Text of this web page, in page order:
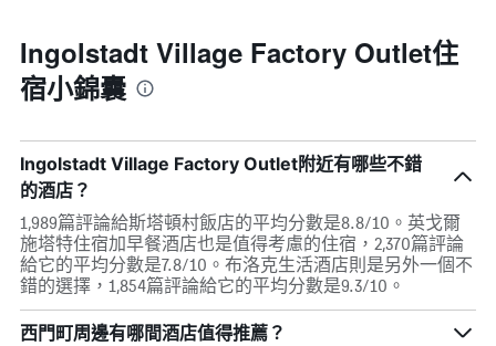
Ingolstadt Village Factory Outlet住
宿小錦囊
Ingolstadt Village Factory Outlet附近有哪些不錯
的酒店？
1,989篇評論給斯塔頓村飯店的平均分數是8.8/10。英戈爾
施塔特住宿加早餐酒店也是值得考慮的住宿，2,370篇評論
給它的平均分數是7.8/10。布洛克生活酒店則是另外一個不
錯的選擇，1,854篇評論給它的平均分數是9.3/10。
西門町周邊有哪間酒店值得推薦？